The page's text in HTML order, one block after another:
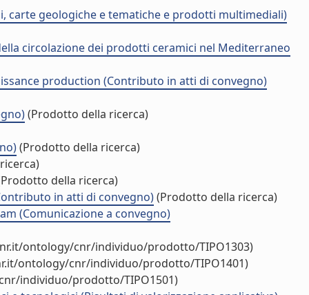
carte geologiche e tematiche e prodotti multimediali)
circolazione dei prodotti ceramici nel Mediterraneo
production (Contributo in atti di convegno)
(Prodotto della ricerca)
(Prodotto della ricerca)
della ricerca)
in atti di convegno)(Prodotto della ricerca)
(Comunicazione a convegno)
ontology/cnr/individuo/prodotto/TIPO1303)
ontology/cnr/individuo/prodotto/TIPO1401)
individuo/prodotto/TIPO1501)